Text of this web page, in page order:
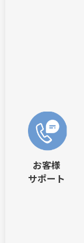
お客様
サポート